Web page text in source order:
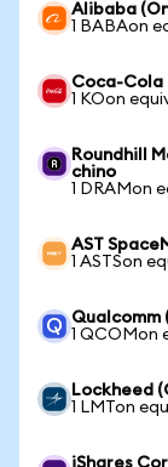
Alibaba
1 BABAon
Coca-Cola
1 KOon
Roundhill
chino
1 DRAMon
AST
1 ASTSon
Qualcomm
1 QCOMon
Lockheed
1 LMTon
iShares